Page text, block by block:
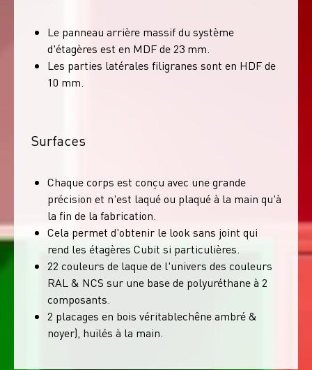
Le panneau arrière massif du système
d'étagères est en MDF de 23 mm.
Les parties latérales filigranes sont en HDF de
10 mm.
Surfaces
Chaque corps est conçu avec une grande
précision et n'est laqué ou plaqué à la main qu'à
la fin de la fabrication.
Cela permet d'obtenir le look sans joint qui
rend les étagères Cubit si particulières.
22 couleurs de laque de l'univers des couleurs
RAL & NCS sur une base de polyuréthane à 2
composants.
2 placages en bois véritablechêne ambré &
noyer), huilés à la main.